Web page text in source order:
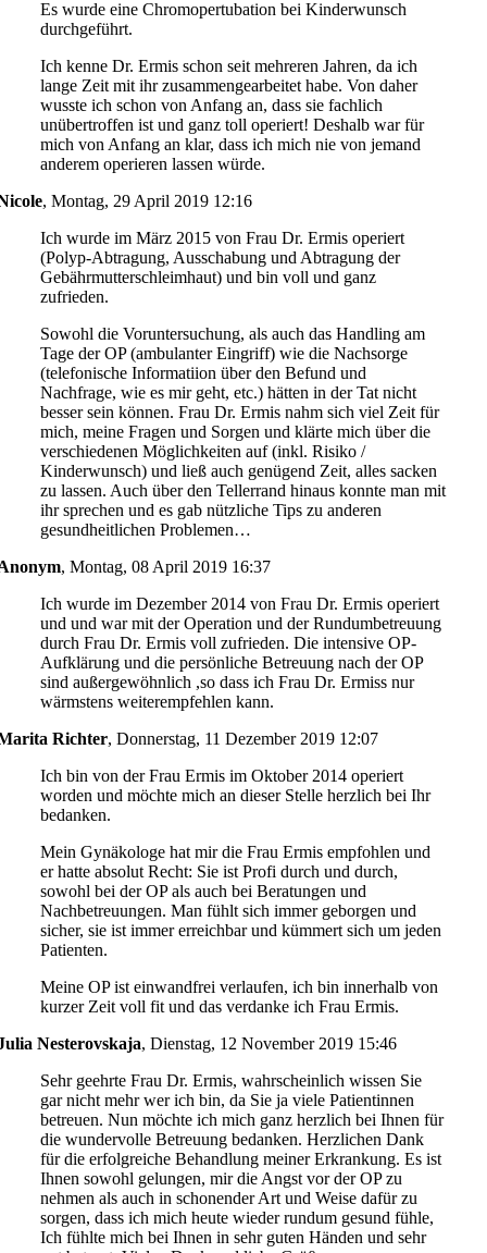
Es wurde eine Chromopertubation bei Kinderwunsch
durchgeführt.
Ich kenne Dr. Ermis schon seit mehreren Jahren, da ich
lange Zeit mit ihr zusammengearbeitet habe. Von daher
wusste ich schon von Anfang an, dass sie fachlich
unübertroffen ist und ganz toll operiert! Deshalb war für
mich von Anfang an klar, dass ich mich nie von jemand
anderem operieren lassen würde.
,Montag, 29 April 2019 12:16
Ich wurde im März 2015 von Frau Dr. Ermis operiert
(Polyp-Abtragung, Ausschabung und Abtragung der
Gebährmutterschleimhaut) und bin voll und ganz
zufrieden.
Sowohl die Voruntersuchung, als auch das Handling am
Tage der OP (ambulanter Eingriff) wie die Nachsorge
(telefonische Informatiion über den Befund und
Nachfrage, wie es mir geht, etc.) hätten in der Tat nicht
besser sein können. Frau Dr. Ermis nahm sich viel Zeit für
mich, meine Fragen und Sorgen und klärte mich über die
verschiedenen Möglichkeiten auf (inkl. Risiko /
Kinderwunsch) und ließ auch genügend Zeit, alles sacken
zu lassen. Auch über den Tellerrand hinaus konnte man mit
ihr sprechen und es gab nützliche Tips zu anderen
gesundheitlichen Problemen…
,Montag, 08 April 2019 16:37
Ich wurde im Dezember 2014 von Frau Dr. Ermis operiert
und und war mit der Operation und der Rundumbetreuung
durch Frau Dr. Ermis voll zufrieden. Die intensive OP-
Aufklärung und die persönliche Betreuung nach der OP
sind außergewöhnlich ,so dass ich Frau Dr. Ermiss nur
wärmstens weiterempfehlen kann.
Richter,Donnerstag, 11 Dezember 2019 12:07
Ich bin von der Frau Ermis im Oktober 2014 operiert
worden und möchte mich an dieser Stelle herzlich bei Ihr
bedanken.
Mein Gynäkologe hat mir die Frau Ermis empfohlen und
er hatte absolut Recht: Sie ist Profi durch und durch,
sowohl bei der OP als auch bei Beratungen und
Nachbetreuungen. Man fühlt sich immer geborgen und
sicher, sie ist immer erreichbar und kümmert sich um jeden
Patienten.
Meine OP ist einwandfrei verlaufen, ich bin innerhalb von
kurzer Zeit voll fit und das verdanke ich Frau Ermis.
Nesterovskaja,Dienstag, 12 November 2019 15:46
Sehr geehrte Frau Dr. Ermis, wahrscheinlich wissen Sie
gar nicht mehr wer ich bin, da Sie ja viele Patientinnen
betreuen. Nun möchte ich mich ganz herzlich bei Ihnen für
die wundervolle Betreuung bedanken. Herzlichen Dank
für die erfolgreiche Behandlung meiner Erkrankung. Es ist
Ihnen sowohl gelungen, mir die Angst vor der OP zu
nehmen als auch in schonender Art und Weise dafür zu
sorgen, dass ich mich heute wieder rundum gesund fühle,
Ich fühlte mich bei Ihnen in sehr guten Händen und sehr